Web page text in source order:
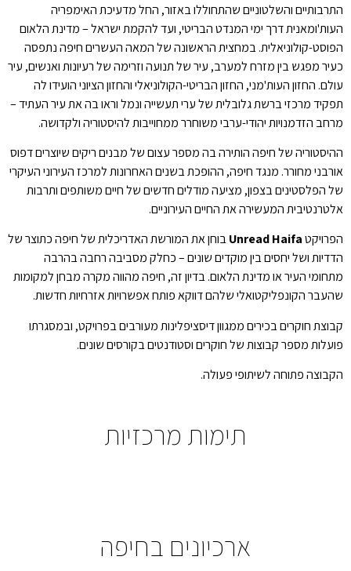
התרבותיים והשלטוניים שהתחוללו באזור, החל מדעיכת האימפריה
העות'ומאנית דרך ימי המנדט הבריטי, ועד להקמת ישראל – מדינת הלאום
הפוסט-קולוניאלית. במחצית הראשונה של המאה העשרים חיפה נתפסה
כעיר מפגש בין מזרח למערב, עיר של תנועה וזרימה של רעיונות ואנשים, עיר
עולם. החזון העות'מני, החזון הבריטי-הקולוניאלי והחזון הציוני הועידו לה
תפקיד מרכזי ברשת גלובלית של ערי תעשייה ונמל וראו בה את עיר העתיד –
מרחב הזדמנויות יהודי-ערבי משוחרר ממחוייבות להיסטוריה ולקדושה.
ההיסטוריה של חיפה הותירה בה מספר עצום של מבנים ריקים שיוצרים דפוס
אורבני מחורר. מנגד חיפה, ההופכת בשנים האחרונות למרכז העירוני העיקרי
של הפלסטינים בצפון, מציעה מודלים חדשים של חיים משותפים ותרבות
אלטרנטיבית המעשירה את החיים העירוניים.
הפרויקטUnread Haifaבוחן את המורשת האדריכלית של חיפה כתוצר של
הדדיות ושל יחסים בין מוקדים שונים – כחלק מסביבה רחבה בהרבה
מתחומי העיר או מדינת הלאום. בדיון זה, חיפה מהווה מקרה מבחן למקומות
שהעבר הקונפליקטואלי שלהם דווקא פותח אפשרויות אזרחיות חדשות.
קבוצת חוקרים בכירים ממגוון דיסציפלינות מעורבים בפרויקט, ובמסגרתו
פועלות מספר קבוצות של חוקרים וסטודנטים בקורסים שונים.
הקבוצה פתוחה לשיתופי פעולה.
תימות מרכזיות
ארכיונים בחיפה